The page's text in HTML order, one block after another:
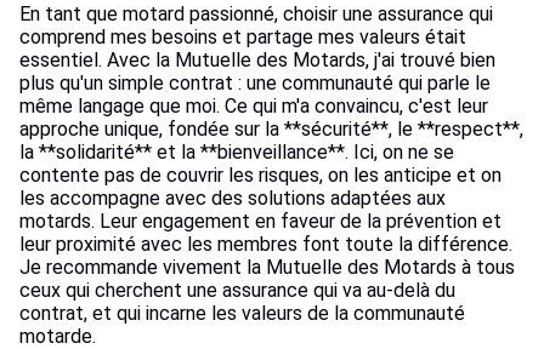
En tant que motard passionné, choisir une assurance qui
comprend mes besoins et partage mes valeurs était
essentiel. Avec la Mutuelle des Motards, j'ai trouvé bien
plus qu'un simple contrat : une communauté qui parle le
même langage que moi. Ce qui m'a convaincu, c'est leur
approche unique, fondée sur la **sécurité**, le **respect**,
la **solidarité** et la **bienveillance**. Ici, on ne se
contente pas de couvrir les risques, on les anticipe et on
les accompagne avec des solutions adaptées aux
motards. Leur engagement en faveur de la prévention et
leur proximité avec les membres font toute la différence.
Je recommande vivement la Mutuelle des Motards à tous
ceux qui cherchent une assurance qui va au-delà du
contrat, et qui incarne les valeurs de la communauté
motarde.